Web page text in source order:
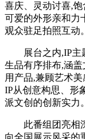
喜庆、灵动讨喜,
可爱的外形亲和力
观众驻足拍照互动。
展台之内,IP主
生品有序排布,涵
用产品,兼顾艺术
IP从创意构思、形
派文创的创新实力。
此番组团亮相深
向全国展示风采的